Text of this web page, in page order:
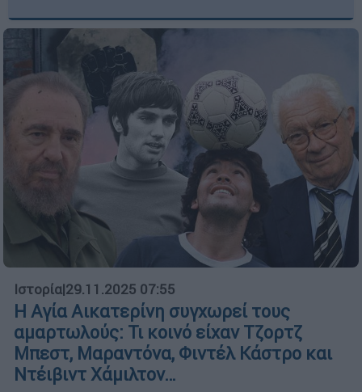
Ιστορία|29.11.2025 07:55
Η Αγία Αικατερίνη συγχωρεί τους
αμαρτωλούς: Τι κοινό είχαν Τζορτζ
Μπεστ, Μαραντόνα, Φιντέλ Κάστρο και
Ντέιβιντ Χάμιλτον…